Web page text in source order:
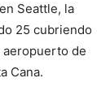
Seattle, la
25 cubriendo
aeropuerto de
Cana.